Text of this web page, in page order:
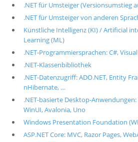
.NET für Umsteiger (Versionsumstieg
.NET für Umsteiger von anderen
Künstliche Intelligenz (KI) / Artificial
Learning (ML)
.NET-Programmiersprachen: C#, Visual
.NET-Klassenbibliothek
.NET-Datenzugriff: ADO.NET, Entity
nHibernate, …
.NET-basierte Desktop-
WinUI, Avalonia, Uno
Windows Presentation Foundation
ASP.NET Core: MVC, Razor Pages,